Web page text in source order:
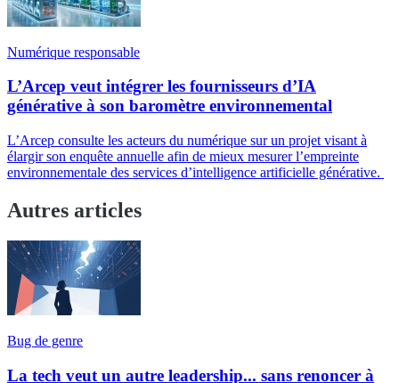
Numérique responsable
L’Arcep veut intégrer les fournisseurs d’IA
générative à son baromètre environnemental
L’Arcep consulte les acteurs du numérique sur un projet visant à
élargir son enquête annuelle afin de mieux mesurer l’empreinte
environnementale des services d’intelligence artificielle générative.
Autres articles
Bug de genre
La tech veut un autre leadership... sans renoncer à